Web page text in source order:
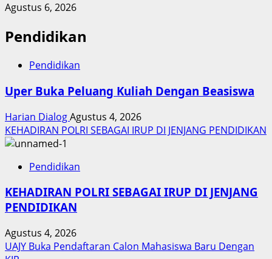
Agustus 6, 2026
Pendidikan
Pendidikan
Uper Buka Peluang Kuliah Dengan Beasiswa
Harian DialogAgustus 4, 2026
KEHADIRAN POLRI SEBAGAI IRUP DI JENJANG PENDIDIKAN
Pendidikan
KEHADIRAN POLRI SEBAGAI IRUP DI JENJANG
PENDIDIKAN
Agustus 4, 2026
UAJY Buka Pendaftaran Calon Mahasiswa Baru Dengan